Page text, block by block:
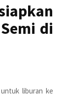
di
liburan ke